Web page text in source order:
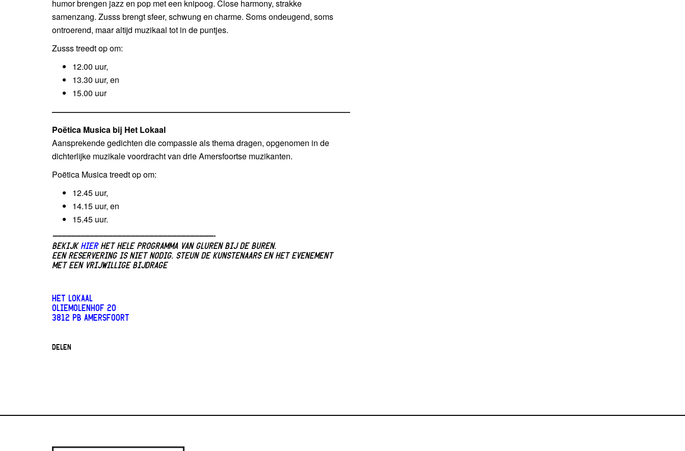
humor brengen jazz en pop met een knipoog. Close harmony, strakke
samenzang. Zusss brengt sfeer, schwung en charme. Soms ondeugend, soms
ontroerend, maar altijd muzikaal tot in de puntjes.
Zusss treedt op om:
12.00 uur,
13.30 uur, en
15.00 uur
————————————————————————————————————–
Poëtica Musica bij Het Lokaal
Aansprekende gedichten die compassie als thema dragen, opgenomen in de
dichterlijke muzikale voordracht van drie Amersfoortse muzikanten.
Poëtica Musica treedt op om:
12.45 uur,
14.15 uur, en
15.45 uur.
———————————————————————————————————-
BEKIJK HIERHET HELE PROGRAMMA VAN GLUREN BIJ DE BUREN.
EEN RESERVERING IS NIET NODIG. STEUN DE KUNSTENAARS EN HET EVENEMENT
MET EEN VRIJWILLIGE BIJDRAGE
HET LOKAAL
OLIEMOLENHOF 20
3812 PB AMERSFOORT
DELEN